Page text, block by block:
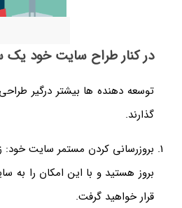
در کنار طراح سایت خود یک
توسعه دهنده ها بیشتر درگیر
گذارند.
بروزرسانی کردن مستمر سایت خود:
بروز هستید و با این امکان را
قرار خواهید گرفت.